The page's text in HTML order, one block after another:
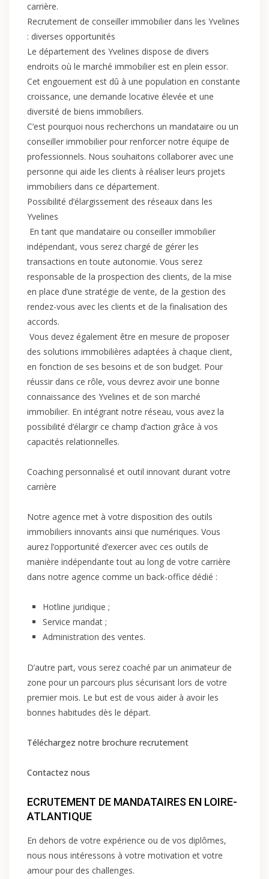
carrière.
Recrutement de conseiller immobilier dans les Yvelines
: diverses opportunités
Le département des Yvelines dispose de divers
endroits où le marché immobilier est en plein essor.
Cet engouement est dû à une population en constante
croissance, une demande locative élevée et une
diversité de biens immobiliers.
C’est pourquoi nous recherchons un mandataire ou un
conseiller immobilier pour renforcer notre équipe de
professionnels. Nous souhaitons collaborer avec une
personne qui aide les clients à réaliser leurs projets
immobiliers dans ce département.
Possibilité d’élargissement des réseaux dans les
Yvelines
En tant que mandataire ou conseiller immobilier
indépendant, vous serez chargé de gérer les
transactions en toute autonomie. Vous serez
responsable de la prospection des clients, de la mise
en place d’une stratégie de vente, de la gestion des
rendez-vous avec les clients et de la finalisation des
accords.
Vous devez également être en mesure de proposer
des solutions immobilières adaptées à chaque client,
en fonction de ses besoins et de son budget. Pour
réussir dans ce rôle, vous devrez avoir une bonne
connaissance des Yvelines et de son marché
immobilier. En intégrant notre réseau, vous avez la
possibilité d’élargir ce champ d’action grâce à vos
capacités relationnelles.
Coaching personnalisé et outil innovant durant votre
carrière
Notre agence met à votre disposition des outils
immobiliers innovants ainsi que numériques. Vous
aurez l’opportunité d’exercer avec ces outils de
manière indépendante tout au long de votre carrière
dans notre agence comme un back-office dédié :
Hotline juridique ;
Service mandat ;
Administration des ventes.
D’autre part, vous serez coaché par un animateur de
zone pour un parcours plus sécurisant lors de votre
premier mois. Le but est de vous aider à avoir les
bonnes habitudes dès le départ.
Téléchargez notre brochure recrutement
Contactez nous
ECRUTEMENT DE MANDATAIRES EN LOIRE-
ATLANTIQUE
En dehors de votre expérience ou de vos diplômes,
nous nous intéressons à votre motivation et votre
amour pour des challenges.